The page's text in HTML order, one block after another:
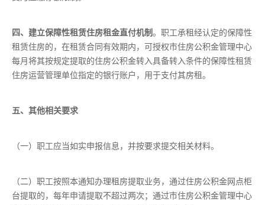
四、建立保障性租赁住房租金直付机制 。职工承租经认定的保障性
租赁住房的，在租赁合同有效期内，可授权市住房公积金管理中心
每月将其按规定提取的住房公积金转入具备转入条件的保障性租赁
住房运营管理单位指定的银行账户，用于支付其房租。
五、其他相关要求
（一）职工应当如实申报信息，并按要求提交相关材料。
（二）职工按照本通知办理租房提取业务，通过住房公积金网点柜
台提取的，每年申请提取不超过两次；通过市住房公积金管理中心